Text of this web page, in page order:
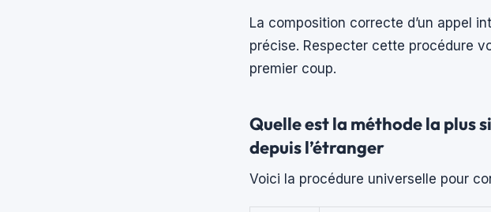
La composition correcte d’un appel
précise. Respecter cette procédure
premier coup.
Quelle est la méthode la plus
depuis l’étranger
Voici la procédure universelle pour